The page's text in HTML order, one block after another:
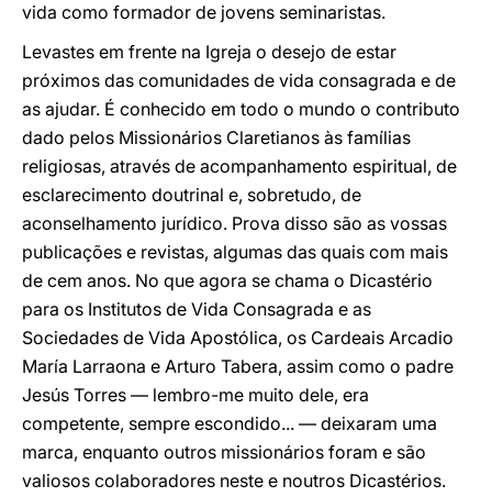
vida como formador de jovens seminaristas.
Levastes em frente na Igreja o desejo de estar
próximos das comunidades de vida consagrada e de
as ajudar. É conhecido em todo o mundo o contributo
dado pelos Missionários Claretianos às famílias
religiosas, através de acompanhamento espiritual, de
esclarecimento doutrinal e, sobretudo, de
aconselhamento jurídico. Prova disso são as vossas
publicações e revistas, algumas das quais com mais
de cem anos. No que agora se chama o Dicastério
para os Institutos de Vida Consagrada e as
Sociedades de Vida Apostólica, os Cardeais Arcadio
María Larraona e Arturo Tabera, assim como o padre
Jesús Torres — lembro-me muito dele, era
competente, sempre escondido... — deixaram uma
marca, enquanto outros missionários foram e são
valiosos colaboradores neste e noutros Dicastérios.